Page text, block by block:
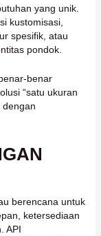
yang unik.
kustomisasi,
spesifik, atau
pondok.
benar
“satu ukuran
dengan
berencana untuk
ketersediaan
API